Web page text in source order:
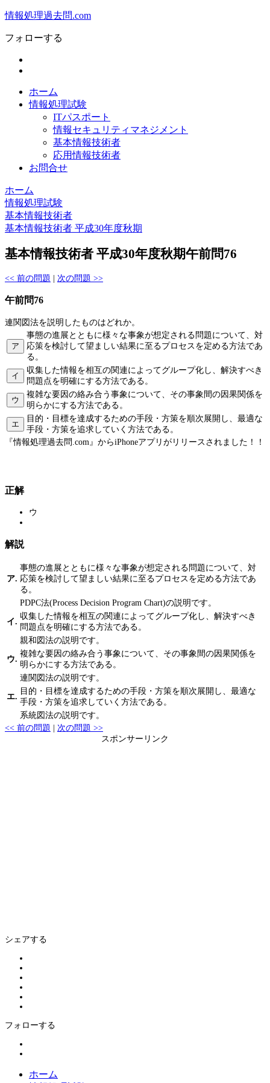
情報処理過去問.com
フォローする
ホーム
情報処理試験
ITパスポート
情報セキュリティマネジメント
基本情報技術者
応用情報技術者
お問合せ
ホーム
情報処理試験
基本情報技術者
基本情報技術者 平成30年度秋期
基本情報技術者 平成30年度秋期午前問76
<< 前の問題 次の問題 >>
午前問76
連関図法を説明したものはどれか。
ア
事態の進展とともに様々な事象が想定される問題について、対
応策を検討して望ましい結果に至るプロセスを定める方法であ
る。
イ
収集した情報を相互の関連によってグループ化し、解決すべき
問題点を明確にする方法である。
ウ
複雑な要因の絡み合う事象について、その事象間の因果関係を
明らかにする方法である。
エ
目的・目標を達成するための手段・方策を順次展開し、最適な
手段・方策を追求していく方法である。
『情報処理過去問.com』からiPhoneアプリがリリースされました！！
正解
ウ
解説
ア.
事態の進展とともに様々な事象が想定される問題について、対
応策を検討して望ましい結果に至るプロセスを定める方法であ
る。
PDPC法(Process Decision Program Chart)の説明です。
イ.
収集した情報を相互の関連によってグループ化し、解決すべき
問題点を明確にする方法である。
親和図法の説明です。
ウ.
複雑な要因の絡み合う事象について、その事象間の因果関係を
明らかにする方法である。
連関図法の説明です。
エ.
目的・目標を達成するための手段・方策を順次展開し、最適な
手段・方策を追求していく方法である。
系統図法の説明です。
<< 前の問題
次の問題 >>
スポンサーリンク
シェアする
フォローする
ホーム